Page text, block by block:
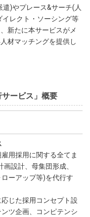
)やプレース&サーチ(人
レクト・ソーシング等
新たに本サービスがメ
材マッチングを提供し
ービス」概要
用採用に関する全てま
設計、母集団形成、
ーアップ等)を代行す
じた採用コンセプト設
ツ企画、コンピテンシ